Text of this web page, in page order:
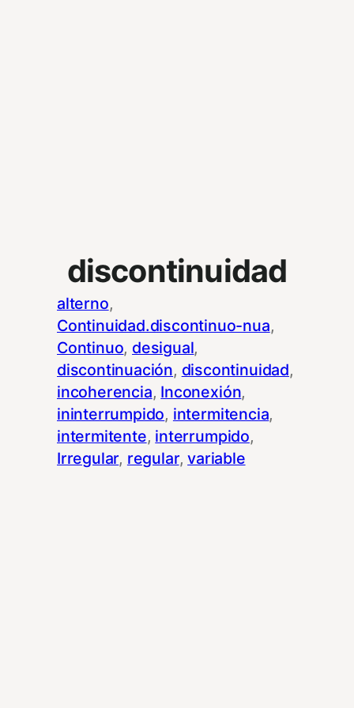
discontinuidad
alterno
Continuidad.discontinuo-nua
Continuo, desigual
discontinuación, discontinuidad
incoherencia, Inconexión
ininterrumpido, intermitencia
intermitente, interrumpido
Irregular, regular, variable